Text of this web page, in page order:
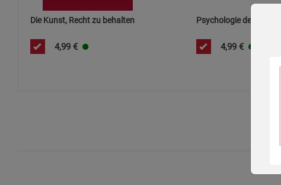
Die Kunst, Recht zu behalten
4,99 €
Psychologie der Massen
4,99 €